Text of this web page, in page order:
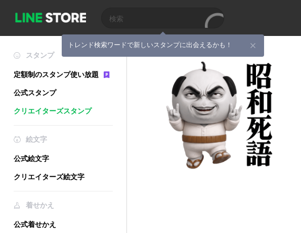
トレンド検索ワードで新しいスタンプに出会えるかも！
スタンプ
定額制のスタンプ使い放題
公式スタンプ
クリエイターズスタンプ
絵文字
公式絵文字
クリエイターズ絵文字
着せかえ
公式着せかえ